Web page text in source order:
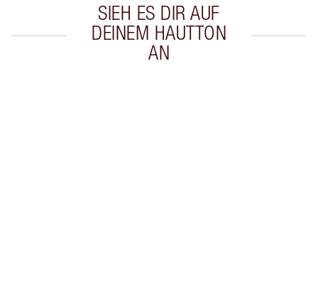
SIEH ES DIR AUF
DEINEM HAUTTON
AN